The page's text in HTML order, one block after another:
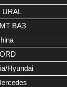
URAL
ВАЗ
Hyundai